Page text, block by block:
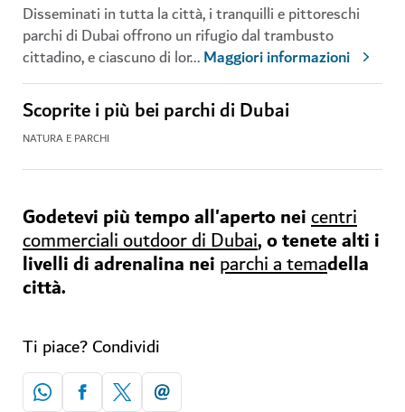
Disseminati in tutta la città, i tranquilli e pittoreschi
parchi di Dubai offrono un rifugio dal trambusto
cittadino, e ciascuno di lor...Maggiori informazioni
Scoprite i più bei parchi di Dubai
NATURA E PARCHI
Godetevi più tempo all'aperto neicentri
commerciali outdoor di Dubai, o tenete alti i
livelli di adrenalina nei parchi a temadella
città.
Ti piace? Condividi